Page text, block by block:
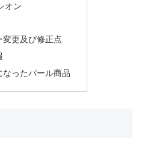
オン
変更及び修正点
なったパール商品